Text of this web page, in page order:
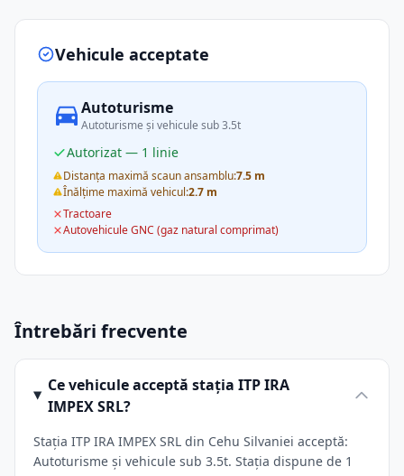
Vehicule acceptate
Autoturisme
Autoturisme și vehicule sub 3.5t
Autorizat — 1 linie
Distanța maximă scaun ansamblu:7.5 m
Înălțime maximă vehicul:2.7 m
Tractoare
Autovehicule GNC (gaz natural comprimat)
Întrebări frecvente
Ce vehicule acceptă stația ITP IRA
IMPEX SRL?
Stația ITP IRA IMPEX SRL din Cehu Silvaniei acceptă:
Autoturisme și vehicule sub 3.5t. Stația dispune de 1